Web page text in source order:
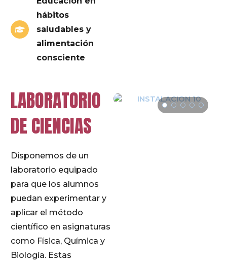
hábitos
saludables y
alimentación
consciente
LABORATORIO
DE CIENCIAS
Disponemos de un
laboratorio equipado
para que los alumnos
puedan experimentar y
aplicar el método
científico en asignaturas
como Física, Química y
Biología. Estas